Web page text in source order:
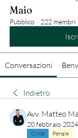
Maio
Pubblico · 222 membri
Conversazioni
Indietro
Avv. Matteo
20 febbraio 2024
Civile Penale